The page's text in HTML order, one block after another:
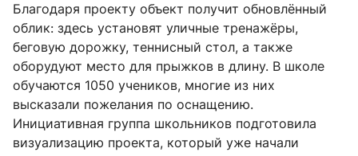
Благодаря проекту объект получит обновлённый
облик: здесь установят уличные тренажёры,
беговую дорожку, теннисный стол, а также
оборудуют место для прыжков в длину. В школе
обучаются 1050 учеников, многие из них
высказали пожелания по оснащению.
Инициативная группа школьников подготовила
визуализацию проекта, который уже начали